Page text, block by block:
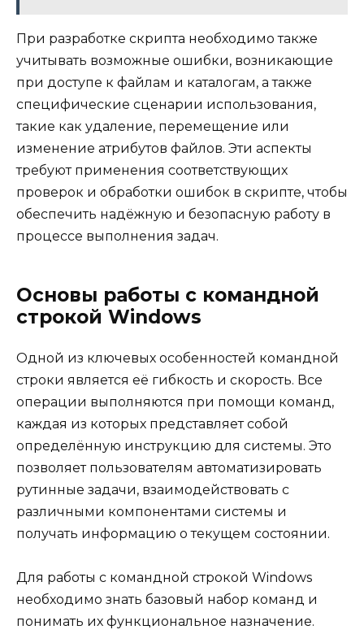
При разработке скрипта необходимо также
учитывать возможные ошибки, возникающие
при доступе к файлам и каталогам, а также
специфические сценарии использования,
такие как удаление, перемещение или
изменение атрибутов файлов. Эти аспекты
требуют применения соответствующих
проверок и обработки ошибок в скрипте, чтобы
обеспечить надёжную и безопасную работу в
процессе выполнения задач.
Основы работы с командной
строкой Windows
Одной из ключевых особенностей командной
строки является её гибкость и скорость. Все
операции выполняются при помощи команд,
каждая из которых представляет собой
определённую инструкцию для системы. Это
позволяет пользователям автоматизировать
рутинные задачи, взаимодействовать с
различными компонентами системы и
получать информацию о текущем состоянии.
Для работы с командной строкой Windows
необходимо знать базовый набор команд и
понимать их функциональное назначение.